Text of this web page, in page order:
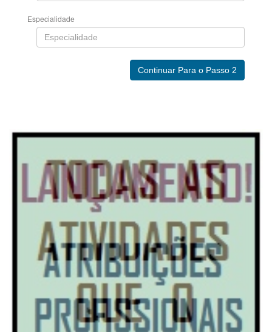
Especialidade